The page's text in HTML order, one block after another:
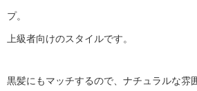
プ。
上級者向けのスタイルです。
黒髪にもマッチするので、ナチュラルな雰